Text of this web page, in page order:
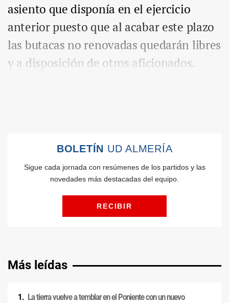
asiento que disponía en el ejercicio
anterior puesto que al acabar este plazo
las butacas no renovadas quedarán libres
y a disposición de otros aficionados.
Más leídas
La tierra vuelve a temblar en el Poniente con un nuevo